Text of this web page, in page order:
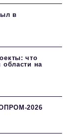
в
что
области на